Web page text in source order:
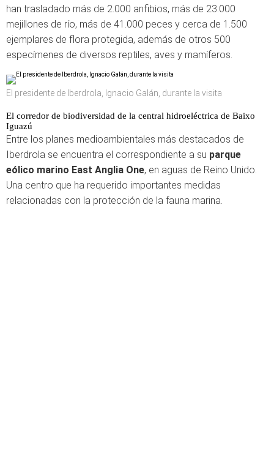
han trasladado más de 2.000 anfibios, más de 23.000
mejillones de río, más de 41.000 peces y cerca de 1.500
ejemplares de flora protegida, además de otros 500
especímenes de diversos reptiles, aves y mamíferos.
El presidente de Iberdrola, Ignacio Galán, durante la visita
El corredor de biodiversidad de la central hidroeléctrica de Baixo
Iguazú
Entre los planes medioambientales más destacados de
Iberdrola se encuentra el correspondiente a su parque
eólico marino East Anglia One, en aguas de Reino Unido.
Una centro que ha requerido importantes medidas
relacionadas con la protección de la fauna marina.